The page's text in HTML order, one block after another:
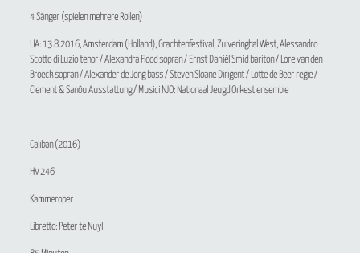
4 Sänger (spielen mehrere Rollen)
UA: 13.8.2016, Amsterdam (Holland), Grachtenfestival, Zuiveringhal West, Alessandro
Scotto di Luzio tenor / Alexandra Flood sopran / Ernst Daniël Smid bariton / Lore van den
Broeck sopran / Alexander de Jong bass / Steven Sloane Dirigent / Lotte de Beer regie /
Clement & Sanôu Ausstattung / Musici NJO: Nationaal Jeugd Orkest ensemble
Caliban(2016)
HV 246
Kammeroper
Libretto: Peter te Nuyl